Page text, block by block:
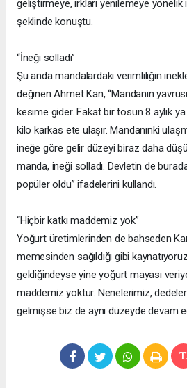
geliştirmeye, ırkları yenilemeye yönelik
şeklinde konuştu.
“İneği solladı”
Şu anda mandalardaki verimliliğin
değinen Ahmet Kan, “Mandanın
kesime gider. Fakat bir tosun 8 aylık
kilo karkas ete ulaşır. Mandanınki
ineğe göre gelir düzeyi biraz daha
manda, ineği solladı. Devletin de
popüler oldu” ifadelerini kullandı.
“Hiçbir katkı maddemiz yok”
Yoğurt üretimlerinden de bahseden
memesinden sağıldığı gibi
geldiğindeyse yine yoğurt mayası
maddemiz yoktur. Nenelerimiz,
gelmişse biz de aynı düzeyde devam